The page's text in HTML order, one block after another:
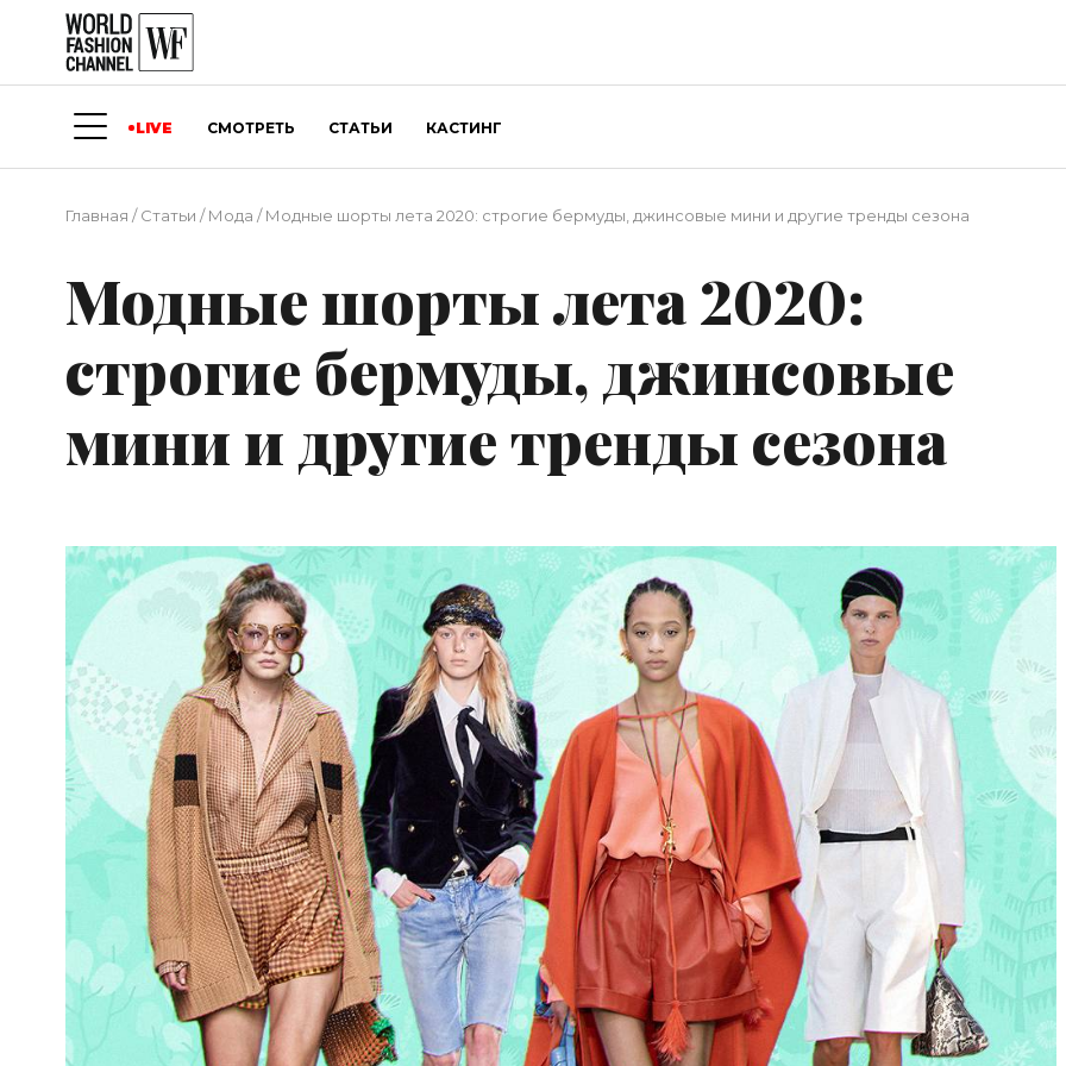
LIVE СМОТРЕТЬ СТАТЬИ КАСТИНГ
Главная /Статьи /Мода /Модные шорты лета 2020: строгие бермуды, джинсовые мини и другие тренды сезона
Модные шорты лета 2020:
строгие бермуды, джинсовые
мини и другие тренды сезона